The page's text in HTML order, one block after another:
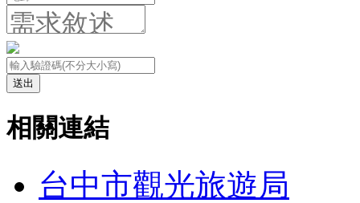
送出
相關連結
台中市觀光旅遊局